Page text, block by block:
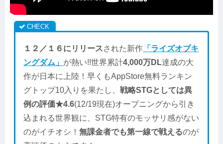
１２／１６にリリースされた新作 「ライズオブキ
ングダム」 が熱い!!世界累計4,000万DL達成の大
作が日本に上陸！早くもAppStore無料ランキン
グトップ10入りを果たし、戦略STGとしては異
例の評価★4.6(12/19現在)オープニングから引き
込まれる世界観に、STG特有のモッサリ感がない
のがイチオシ！無課金者でも第一線で戦えるのが